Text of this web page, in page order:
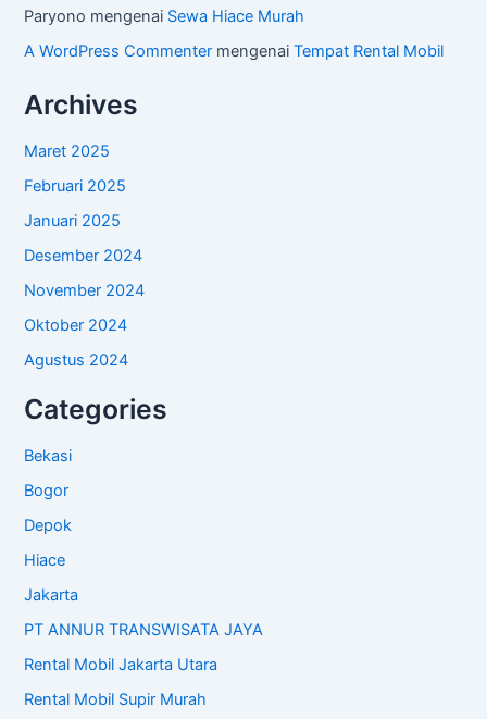
Paryono mengenai Sewa Hiace Murah
A WordPress Commenter mengenaiTempat Rental Mobil
Archives
Maret 2025
Februari 2025
Januari 2025
Desember 2024
November 2024
Oktober 2024
Agustus 2024
Categories
Bekasi
Bogor
Depok
Hiace
Jakarta
PT ANNUR TRANSWISATA JAYA
Rental Mobil Jakarta Utara
Rental Mobil Supir Murah